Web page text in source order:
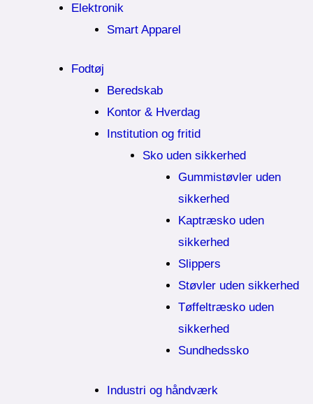
Elektronik
Smart Apparel
Fodtøj
Beredskab
Kontor & Hverdag
Institution og fritid
Sko uden sikkerhed
Gummistøvler uden
sikkerhed
Kaptræsko uden
sikkerhed
Slippers
Støvler uden sikkerhed
Tøffeltræsko uden
sikkerhed
Sundhedssko
Industri og håndværk